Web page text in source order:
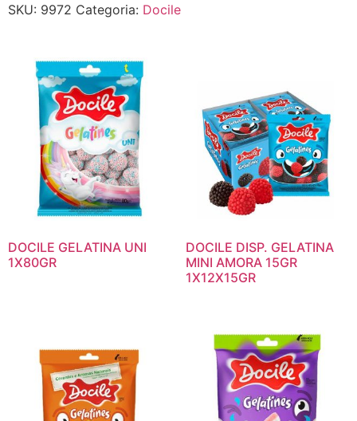
SKU: 9972 Categoria: Docile
DOCILE GELATINA UNI
1X80GR
DOCILE DISP. GELATINA
MINI AMORA 15GR
1X12X15GR